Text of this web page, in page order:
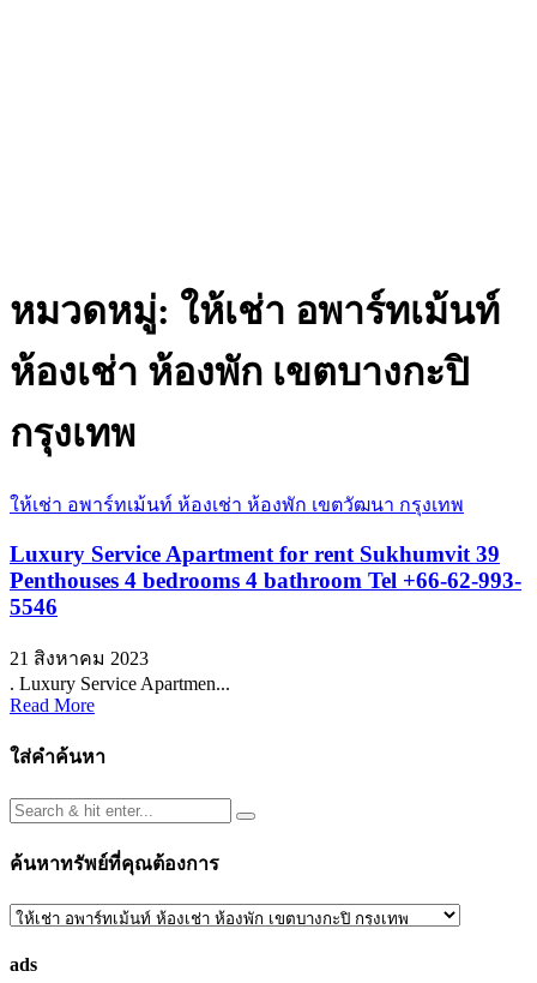
หมวดหมู่: ให้เช่า อพาร์ทเม้นท์
ห้องเช่า ห้องพัก เขตบางกะปิ
กรุงเทพ
ให้เช่า อพาร์ทเม้นท์ ห้องเช่า ห้องพัก เขตวัฒนา กรุงเทพ
Luxury Service Apartment for rent Sukhumvit 39
Penthouses 4 bedrooms 4 bathroom Tel +66-62-993-
5546
21 สิงหาคม 2023
. Luxury Service Apartmen...
Read More
ใส่คำค้นหา
ค้นหาทรัพย์ที่คุณต้องการ
ค้นหา
ที่
ads